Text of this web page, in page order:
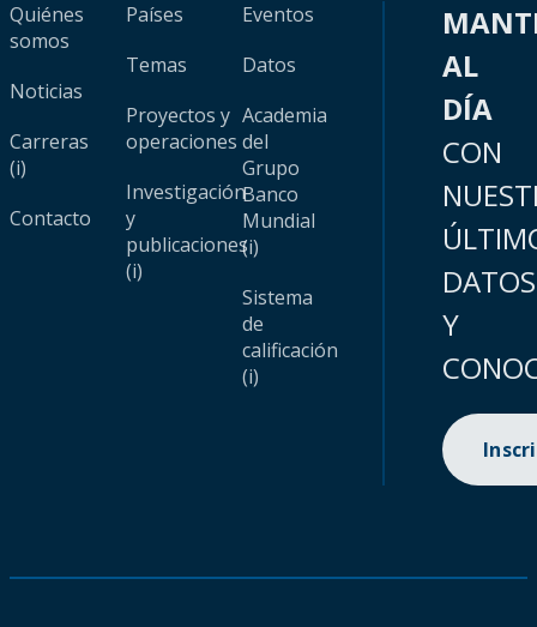
Quiénes
somos
Noticias
Carreras
(i)
Contacto
Países
Temas
Proyectos y
operaciones
Investigación
y
publicaciones
(i)
Eventos
Datos
Academia
del
Grupo
Banco
Mundial
(i)
Sistema
de
calificación
(i)
AL
DÍA
CON
DATOS
Y